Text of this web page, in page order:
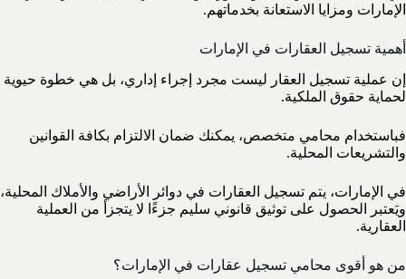
الإمارات ومزايا الاستعانة بخدماتهم.
أهمية تسجيل العقارات في الإمارات
إن عملية تسجيل العقار ليست مجرد إجراء إداري، بل هي خطوة حيوية
لحماية حقوق الملكية.
فباستخدام محامي متخصص، يمكنك ضمان الالتزام بكافة القوانين
والتشريعات المحلية.
في الإمارات، يتم تسجيل العقارات في دوائر الأراضي والأملاك المحلية،
ويَعتبر الحصول على توثيق قانوني سليم جزءًا لا يتجزأ من العملية
العقارية.
من هو أقوى محامي تسجيل عقارات في الإمارات؟